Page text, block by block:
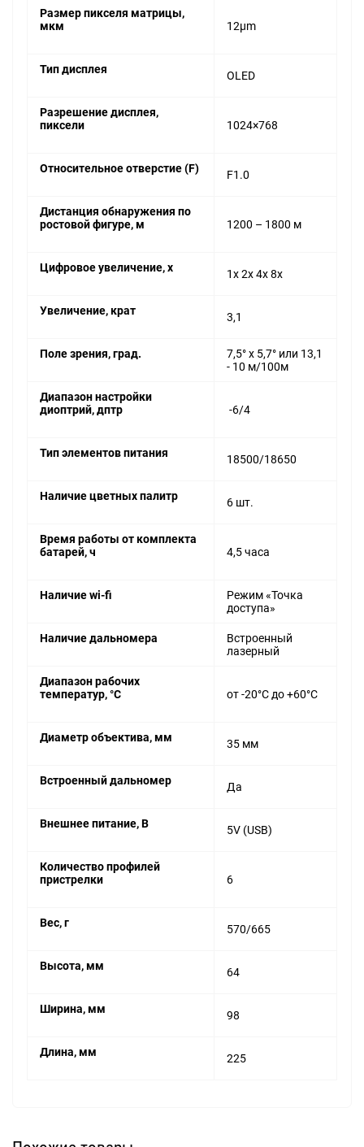
Размер пикселя матрицы,
мкм
12μm
Тип дисплея OLED
Разрешение дисплея,
пиксели
1024×768
Относительное отверстие (F) F1.0
Дистанция обнаружения по
ростовой фигуре, м
1200 – 1800 м
Цифровое увеличение, х 1x 2x 4x 8x
Увеличение, крат 3,1
Поле зрения, град.
7,5° х 5,7° или 13,1
- 10 м/100м
Диапазон настройки
диоптрий, дптр
-6/4
Тип элементов питания 18500/18650
Наличие цветных палитр 6 шт.
Время работы от комплекта
батарей, ч
4,5 часа
Наличие wi-fi
Режим «Точка
доступа»
Наличие дальномера
Встроенный
лазерный
Диапазон рабочих
температур, °C
от -20°C до +60°C
Диаметр объектива, мм 35 мм
Встроенный дальномер Да
Внешнее питание, В 5V (USB)
Количество профилей
пристрелки
6
Вес, г 570/665
Высота, мм 64
Ширина, мм 98
Длина, мм 225